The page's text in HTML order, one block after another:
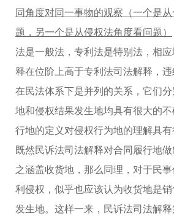
同角度对同一事物的观察（一个是
题，另一个是从侵权法角度看问题）
法是一般法，专利法是特别法，相
释在位阶上高于专利法司法解释，
在民法体系下是并列的关系，它们
地和侵权结果发生地均具有很大的
行地的定义对侵权行为地的理解具有
既然民诉法司法解释对合同履行地
之涵盖收货地，那么同理，对于民
利侵权，似乎也应该认为收货地是
发生地。这样一来，民诉法司法解